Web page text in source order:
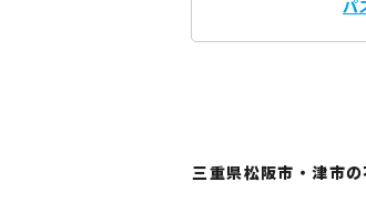
パ
三重県松阪市・津市